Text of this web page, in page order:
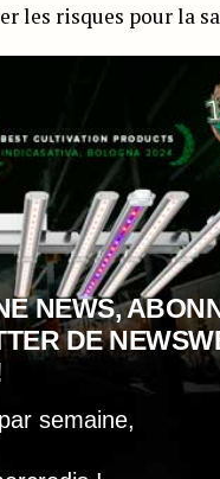
les risques pour la
NEWS,
DE
semaine,